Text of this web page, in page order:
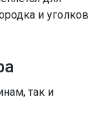
и уголков
так и